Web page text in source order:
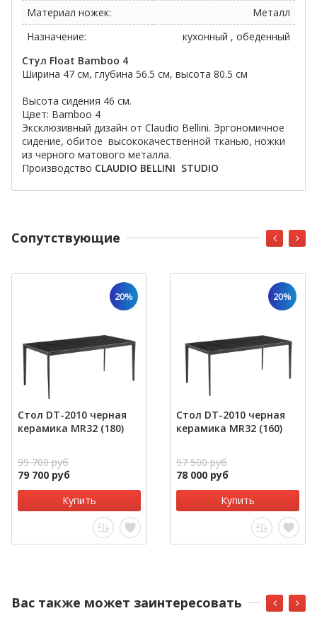
Материал ножек:
Металл
Назначение:
кухонный , обеденный
Стул Float Bamboo 4
Ширина 47 см, глубина 56.5 см, высота 80.5 см
Высота сидения 46 см.
Цвет: Bamboo 4
Эксклюзивный дизайн от Claudio Bellini. Эргономичное
сидение, обитое высококачественной тканью, ножки
из черного матового металла.
Производство CLAUDIO BELLINI STUDIO
Cопутствующие
20%
Стол DT-2010 черная
керамика MR32 (180)
99 700 руб
79 700 руб
Купить
20%
Стол DT-2010 черная
керамика MR32 (160)
97 500 руб
78 000 руб
Купить
Вас также может заинтересовать